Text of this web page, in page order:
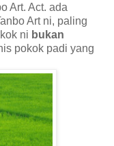
Art. Act. ada
Art ni, paling
ni bukan
pokok padi yang